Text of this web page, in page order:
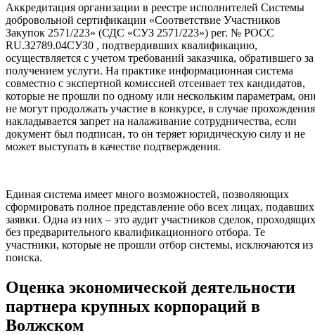
Аккредитация организации в реестре исполнителей Системы
добровольной сертификации «Соответствие Участников
Закупок 2571/223» (СДС «СУЗ 2571/223») рег. № РОСС
RU.З2789.04СУЗ0 , подтвердивших квалификацию,
осуществляется с учетом требований заказчика, обратившего за
получением услуги. На практике информационная система
совместно с экспертной комиссией отсеивает тех кандидатов,
которые не прошли по одному или нескольким параметрам,
не могут продолжать участие в конкурсе, в случае прохождения
накладывается запрет на налаживание сотрудничества, если
документ был подписан, то он теряет юридическую силу и не
может выступать в качестве подтверждения.
Единая система имеет много возможностей, позволяющих
сформировать полное представление обо всех лицах, подавших
заявки. Одна из них – это аудит участников сделок, проходящих
без предварительного квалификационного отбора. Те
участники, которые не прошли отбор системы, исключаются из
поиска.
Оценка экономической деятельности
партнера крупных корпораций в
Волжском